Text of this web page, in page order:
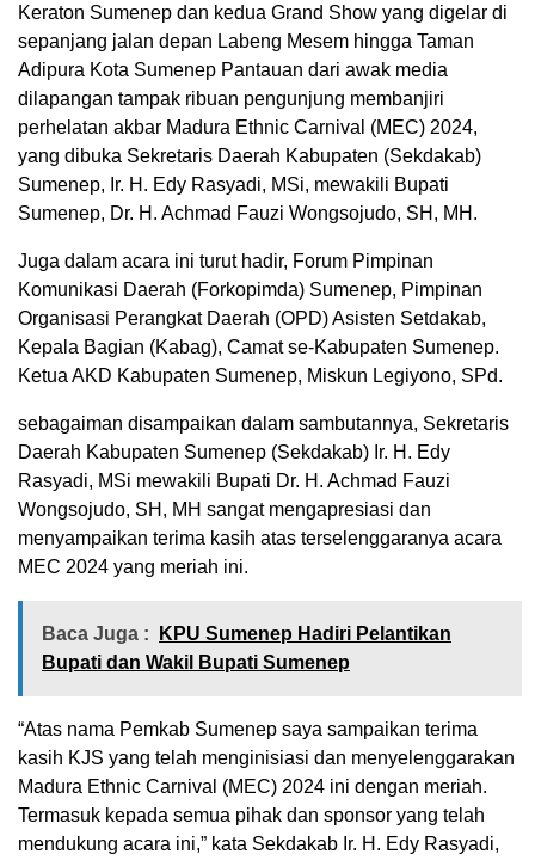
Keraton Sumenep dan kedua Grand Show yang digelar di
sepanjang jalan depan Labeng Mesem hingga Taman
Adipura Kota Sumenep Pantauan dari awak media
dilapangan tampak ribuan pengunjung membanjiri
perhelatan akbar Madura Ethnic Carnival (MEC) 2024,
yang dibuka Sekretaris Daerah Kabupaten (Sekdakab)
Sumenep, Ir. H. Edy Rasyadi, MSi, mewakili Bupati
Sumenep, Dr. H. Achmad Fauzi Wongsojudo, SH, MH.
Juga dalam acara ini turut hadir, Forum Pimpinan
Komunikasi Daerah (Forkopimda) Sumenep, Pimpinan
Organisasi Perangkat Daerah (OPD) Asisten Setdakab,
Kepala Bagian (Kabag), Camat se-Kabupaten Sumenep.
Ketua AKD Kabupaten Sumenep, Miskun Legiyono, SPd.
sebagaiman disampaikan dalam sambutannya, Sekretaris
Daerah Kabupaten Sumenep (Sekdakab) Ir. H. Edy
Rasyadi, MSi mewakili Bupati Dr. H. Achmad Fauzi
Wongsojudo, SH, MH sangat mengapresiasi dan
menyampaikan terima kasih atas terselenggaranya acara
MEC 2024 yang meriah ini.
Baca Juga :
KPU Sumenep Hadiri Pelantikan
Bupati dan Wakil Bupati Sumenep
“Atas nama Pemkab Sumenep saya sampaikan terima
kasih KJS yang telah menginisiasi dan menyelenggarakan
Madura Ethnic Carnival (MEC) 2024 ini dengan meriah.
Termasuk kepada semua pihak dan sponsor yang telah
mendukung acara ini,” kata Sekdakab Ir. H. Edy Rasyadi,